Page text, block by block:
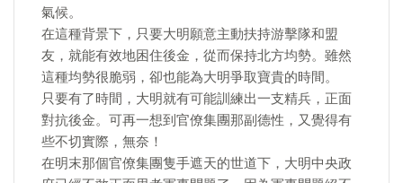
氣候。
在這種背景下，只要大明願意主動扶持游擊隊和盟
友，就能有效地困住後金，從而保持北方均勢。雖然
這種均勢很脆弱，卻也能為大明爭取寶貴的時間。
只要有了時間，大明就有可能訓練出一支精兵，正面
對抗後金。可再一想到官僚集團那副德性，又覺得有
些不切實際，無奈！
在明末那個官僚集團隻手遮天的世道下，大明中央政